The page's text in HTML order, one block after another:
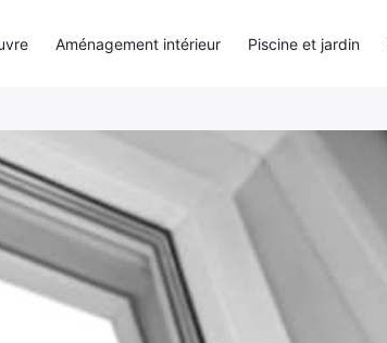
Aménagement intérieur Piscine et jardin